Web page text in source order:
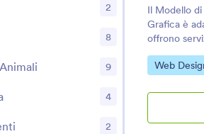
Il Modello
Grafica è
offrono
esso, puoi
preventivo
preventivo
aggiornato
di ordine
Vai alla
Web
2
8
9
4
2